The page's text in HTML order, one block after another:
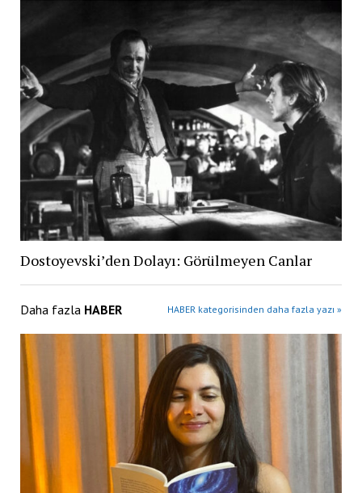
Dostoyevski’den Dolayı: Görülmeyen Canlar
Daha fazla HABER HABER kategorisinden daha fazla yazı »